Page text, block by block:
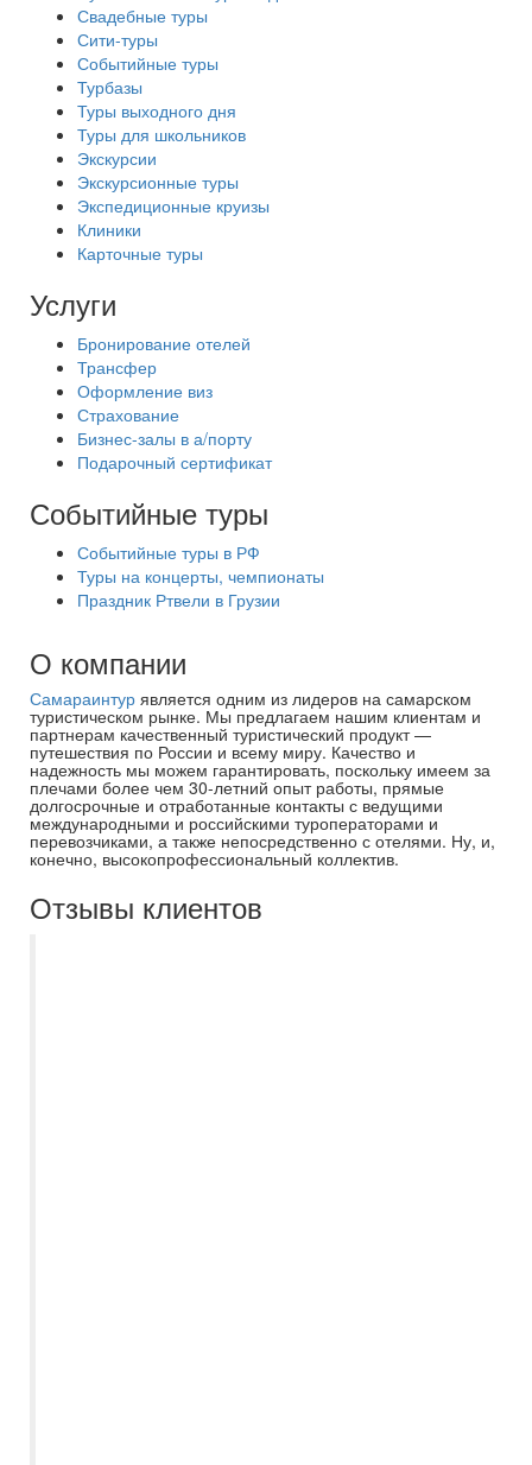
Свадебные туры
Сити-туры
Событийные туры
Турбазы
Туры выходного дня
Туры для школьников
Экскурсии
Экскурсионные туры
Экспедиционные круизы
Клиники
Карточные туры
Услуги
Бронирование отелей
Трансфер
Оформление виз
Страхование
Бизнес-залы в а/порту
Подарочный сертификат
Событийные туры
Событийные туры в РФ
Туры на концерты, чемпионаты
Праздник Ртвели в Грузии
О компании
Самараинтур является одним из лидеров на самарском
туристическом рынке. Мы предлагаем нашим клиентам и
партнерам качественный туристический продукт —
путешествия по России и всему миру. Качество и
надежность мы можем гарантировать, поскольку имеем за
плечами более чем 30-летний опыт работы, прямые
долгосрочные и отработанные контакты с ведущими
международными и российскими туроператорами и
перевозчиками, а также непосредственно с отелями. Ну, и,
конечно, высокопрофессиональный коллектив.
Отзывы клиентов